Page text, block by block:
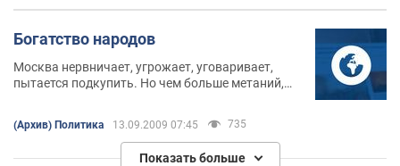
Богатство народов
Москва нервничает, угрожает, уговаривает,
пытается подкупить. Но чем больше метаний,
рассматривать самоубийственный сценарий с
(Архив) Политика 13.09.2009 07:45 735
Показать больше